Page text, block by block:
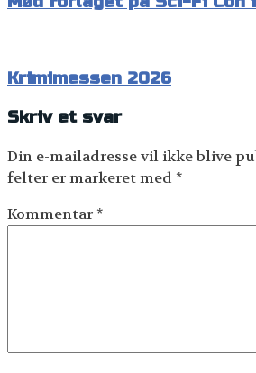
Krimimessen 2026
Skriv et svar
Din e-mailadresse vil ikke blive
felter er markeret med *
Kommentar*